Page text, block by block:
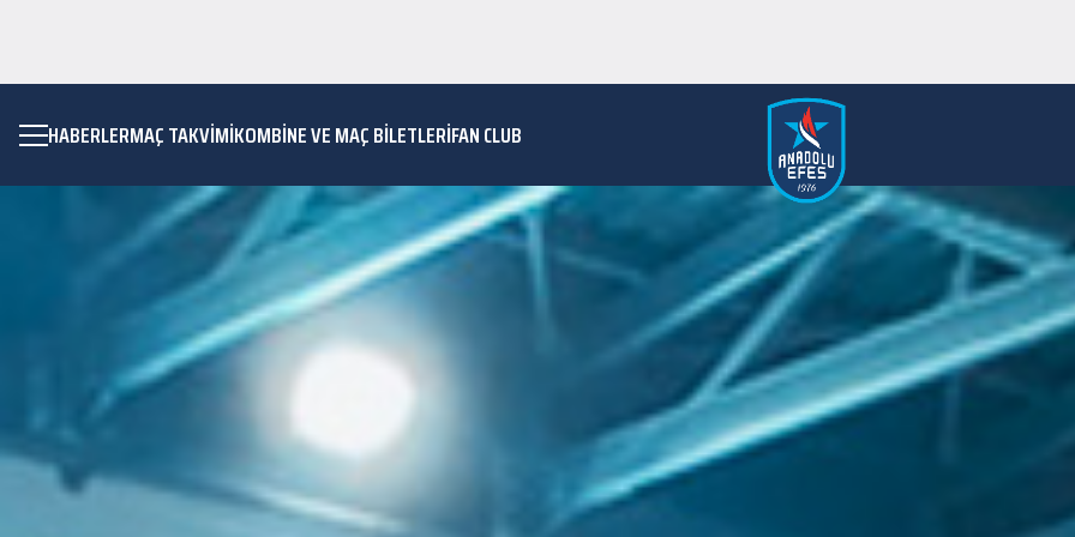
HABERLERMAÇ TAKVIMIKOMBİNE VE MAÇ BİLETLERİFAN CLUB